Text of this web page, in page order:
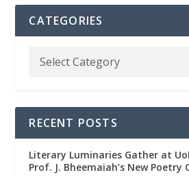
CATEGORIES
RECENT POSTS
Literary Luminaries Gather at
Prof. J. Bheemaiah’s New Poetry